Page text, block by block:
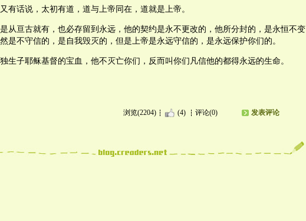
又有话说，太初有道，道与上帝同在，道就是上帝。
从亘古就有，也必存留到永远，他的契约是永不更改的，他所分封的，是永恒不变
是不守信的，是自我毁灭的，但是上帝是永远守信的，是永远保护你们的。
生子耶稣基督的宝血，他不灭亡你们，反而叫你们凡信他的都得永远的生命。
浏览(2204) (4) 评论(0) 发表评论